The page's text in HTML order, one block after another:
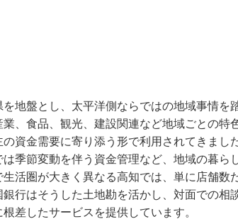
を地盤とし、太平洋側ならではの地域事情を
、食品、観光、建設関連など地域ごとの特
資金需要に寄り添う形で利用されてきまし
季節変動を伴う資金管理など、地域の暮ら
生活圏が大きく異なる高知では、単に店舗数
銀行はそうした土地勘を活かし、対面での相
差したサービスを提供しています。